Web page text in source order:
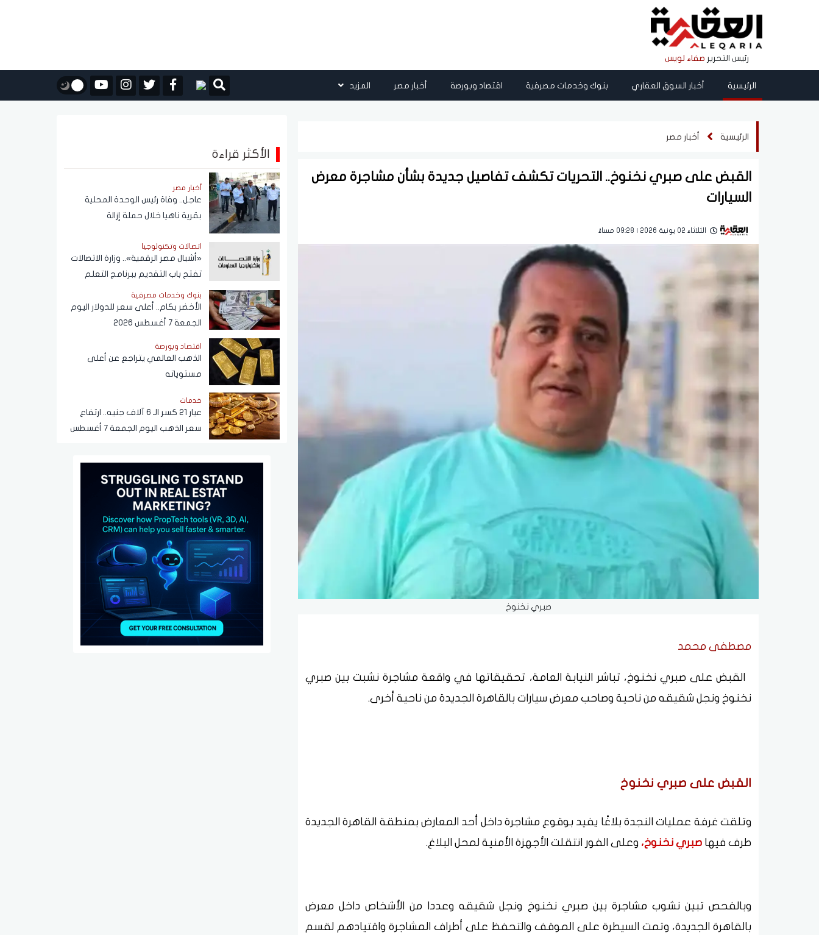
رئيس التحرير صفاء لويس
الرئيسية أخبار السوق العقاري بنوك وخدمات مصرفية اقتصاد وبورصة أخبار مصر المزيد
الرئيسية أخبار مصر
القبض على صبري نخنوخ.. التحريات تكشف تفاصيل جديدة بشأن مشاجرة معرض
السيارات
الثلاثاء 02 يونية 2026 | 09:28 مساءً
صبري نخنوخ
مصطفى محمد
القبض على صبري نخنوخ، تباشر النيابة العامة، تحقيقاتها في واقعة مشاجرة نشبت بين صبري
نخنوخ ونجل شقيقه من ناحية وصاحب معرض سيارات بالقاهرة الجديدة من ناحية أخرى.
القبض على صبري نخنوخ
وتلقت غرفة عمليات النجدة بلاغًا يفيد بوقوع مشاجرة داخل أحد المعارض بمنطقة القاهرة الجديدة
طرف فيها صبري نخنوخ، وعلى الفور انتقلت الأجهزة الأمنية لمحل البلاغ.
وبالفحص تبين نشوب مشاجرة بين صبري نخنوخ ونجل شقيقه وعددا من الأشخاص داخل معرض
بالقاهرة الجديدة، وتمت السيطرة على الموقف والتحفظ على أطراف المشاجرة واقتيادهم لقسم
الأكثر قراءة
أخبار مصر
عاجل.. وفاة رئيس الوحدة المحلية
بقرية ناهيا خلال حملة إزالة
اتصالات وتكنولوجيا
«أشبال مصر الرقمية».. وزارة الاتصالات
تفتح باب التقديم ببرنامج التعلم
بنوك وخدمات مصرفية
الأخضر بكام.. أعلى سعر للدولار اليوم
الجمعة 7 أغسطس 2026
اقتصاد وبورصة
الذهب العالمي يتراجع عن أعلى
مستوياته
خدمات
عيار 21 كسر الـ 6 آلاف جنيه.. ارتفاع
سعر الذهب اليوم الجمعة 7 أغسطس